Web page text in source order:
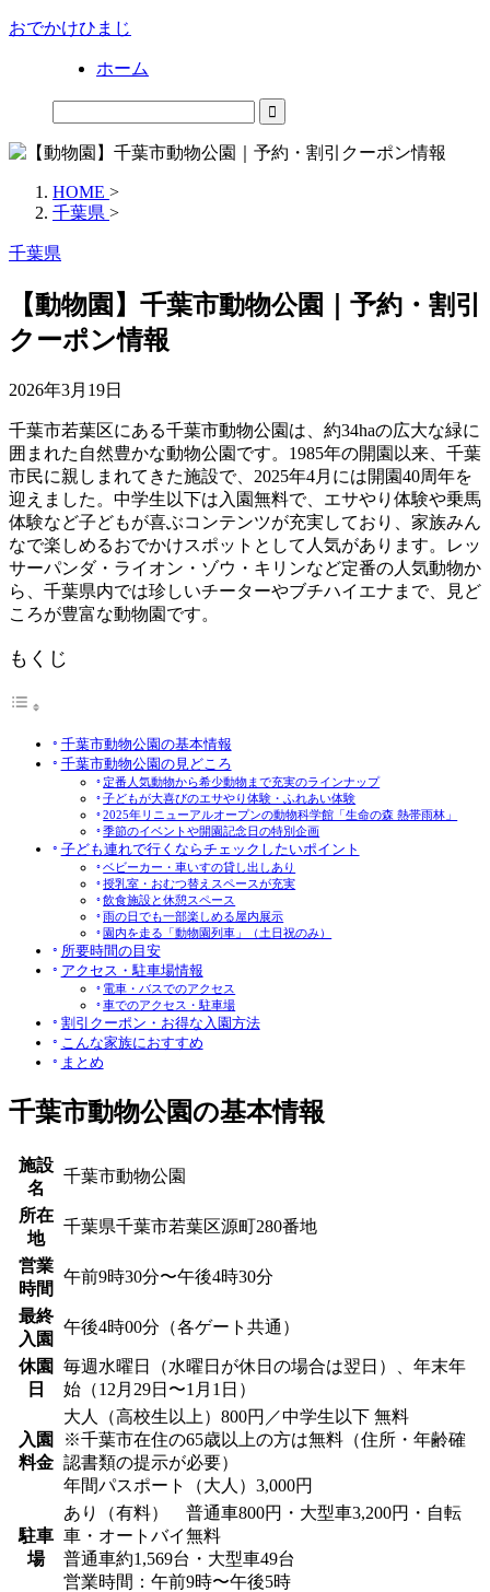
おでかけひまじ
ホーム
HOME >
千葉県 >
千葉県
【動物園】千葉市動物公園｜予約・割引
クーポン情報
2026年3月19日
千葉市若葉区にある千葉市動物公園 は、約34haの広大な緑に
囲まれた自然豊かな動物公園です。1985年の開園以来、千葉
市民に親しまれてきた施設で、2025年4月には開園40周年を
迎えました。中学生以下は入園無料で、エサやり体験や乗馬
体験など子どもが喜ぶコンテンツが充実しており、家族みん
なで楽しめるおでかけスポットとして人気があります。レッ
サーパンダ・ライオン・ゾウ・キリンなど定番の人気動物か
ら、千葉県内では珍しいチーターやブチハイエナまで、見ど
ころが豊富な動物園です。
もくじ
千葉市動物公園の基本情報
千葉市動物公園の見どころ
定番人気動物から希少動物まで充実のラインナップ
子どもが大喜びのエサやり体験・ふれあい体験
2025年リニューアルオープンの動物科学館「生命の森 熱帯雨林」
季節のイベントや開園記念日の特別企画
子ども連れで行くならチェックしたいポイント
ベビーカー・車いすの貸し出しあり
授乳室・おむつ替えスペースが充実
飲食施設と休憩スペース
雨の日でも一部楽しめる屋内展示
園内を走る「動物園列車」（土日祝のみ）
所要時間の目安
アクセス・駐車場情報
電車・バスでのアクセス
車でのアクセス・駐車場
割引クーポン・お得な入園方法
こんな家族におすすめ
まとめ
千葉市動物公園の基本情報
施設
名
千葉市動物公園
所在
地
千葉県千葉市若葉区源町280番地
営業
時間
午前9時30分〜午後4時30分
最終
入園
午後4時00分（各ゲート共通）
休園
日
毎週水曜日（水曜日が休日の場合は翌日）、年末年
始（12月29日〜1月1日）
入園
料金
大人（高校生以上）800円／中学生以下 無料
※千葉市在住の65歳以上の方は無料（住所・年齢確
認書類の提示が必要）
年間パスポート（大人）3,000円
駐車
場
あり（有料） 普通車800円・大型車3,200円・自転
車・オートバイ無料
普通車約1,569台・大型車49台
営業時間：午前9時〜午後5時